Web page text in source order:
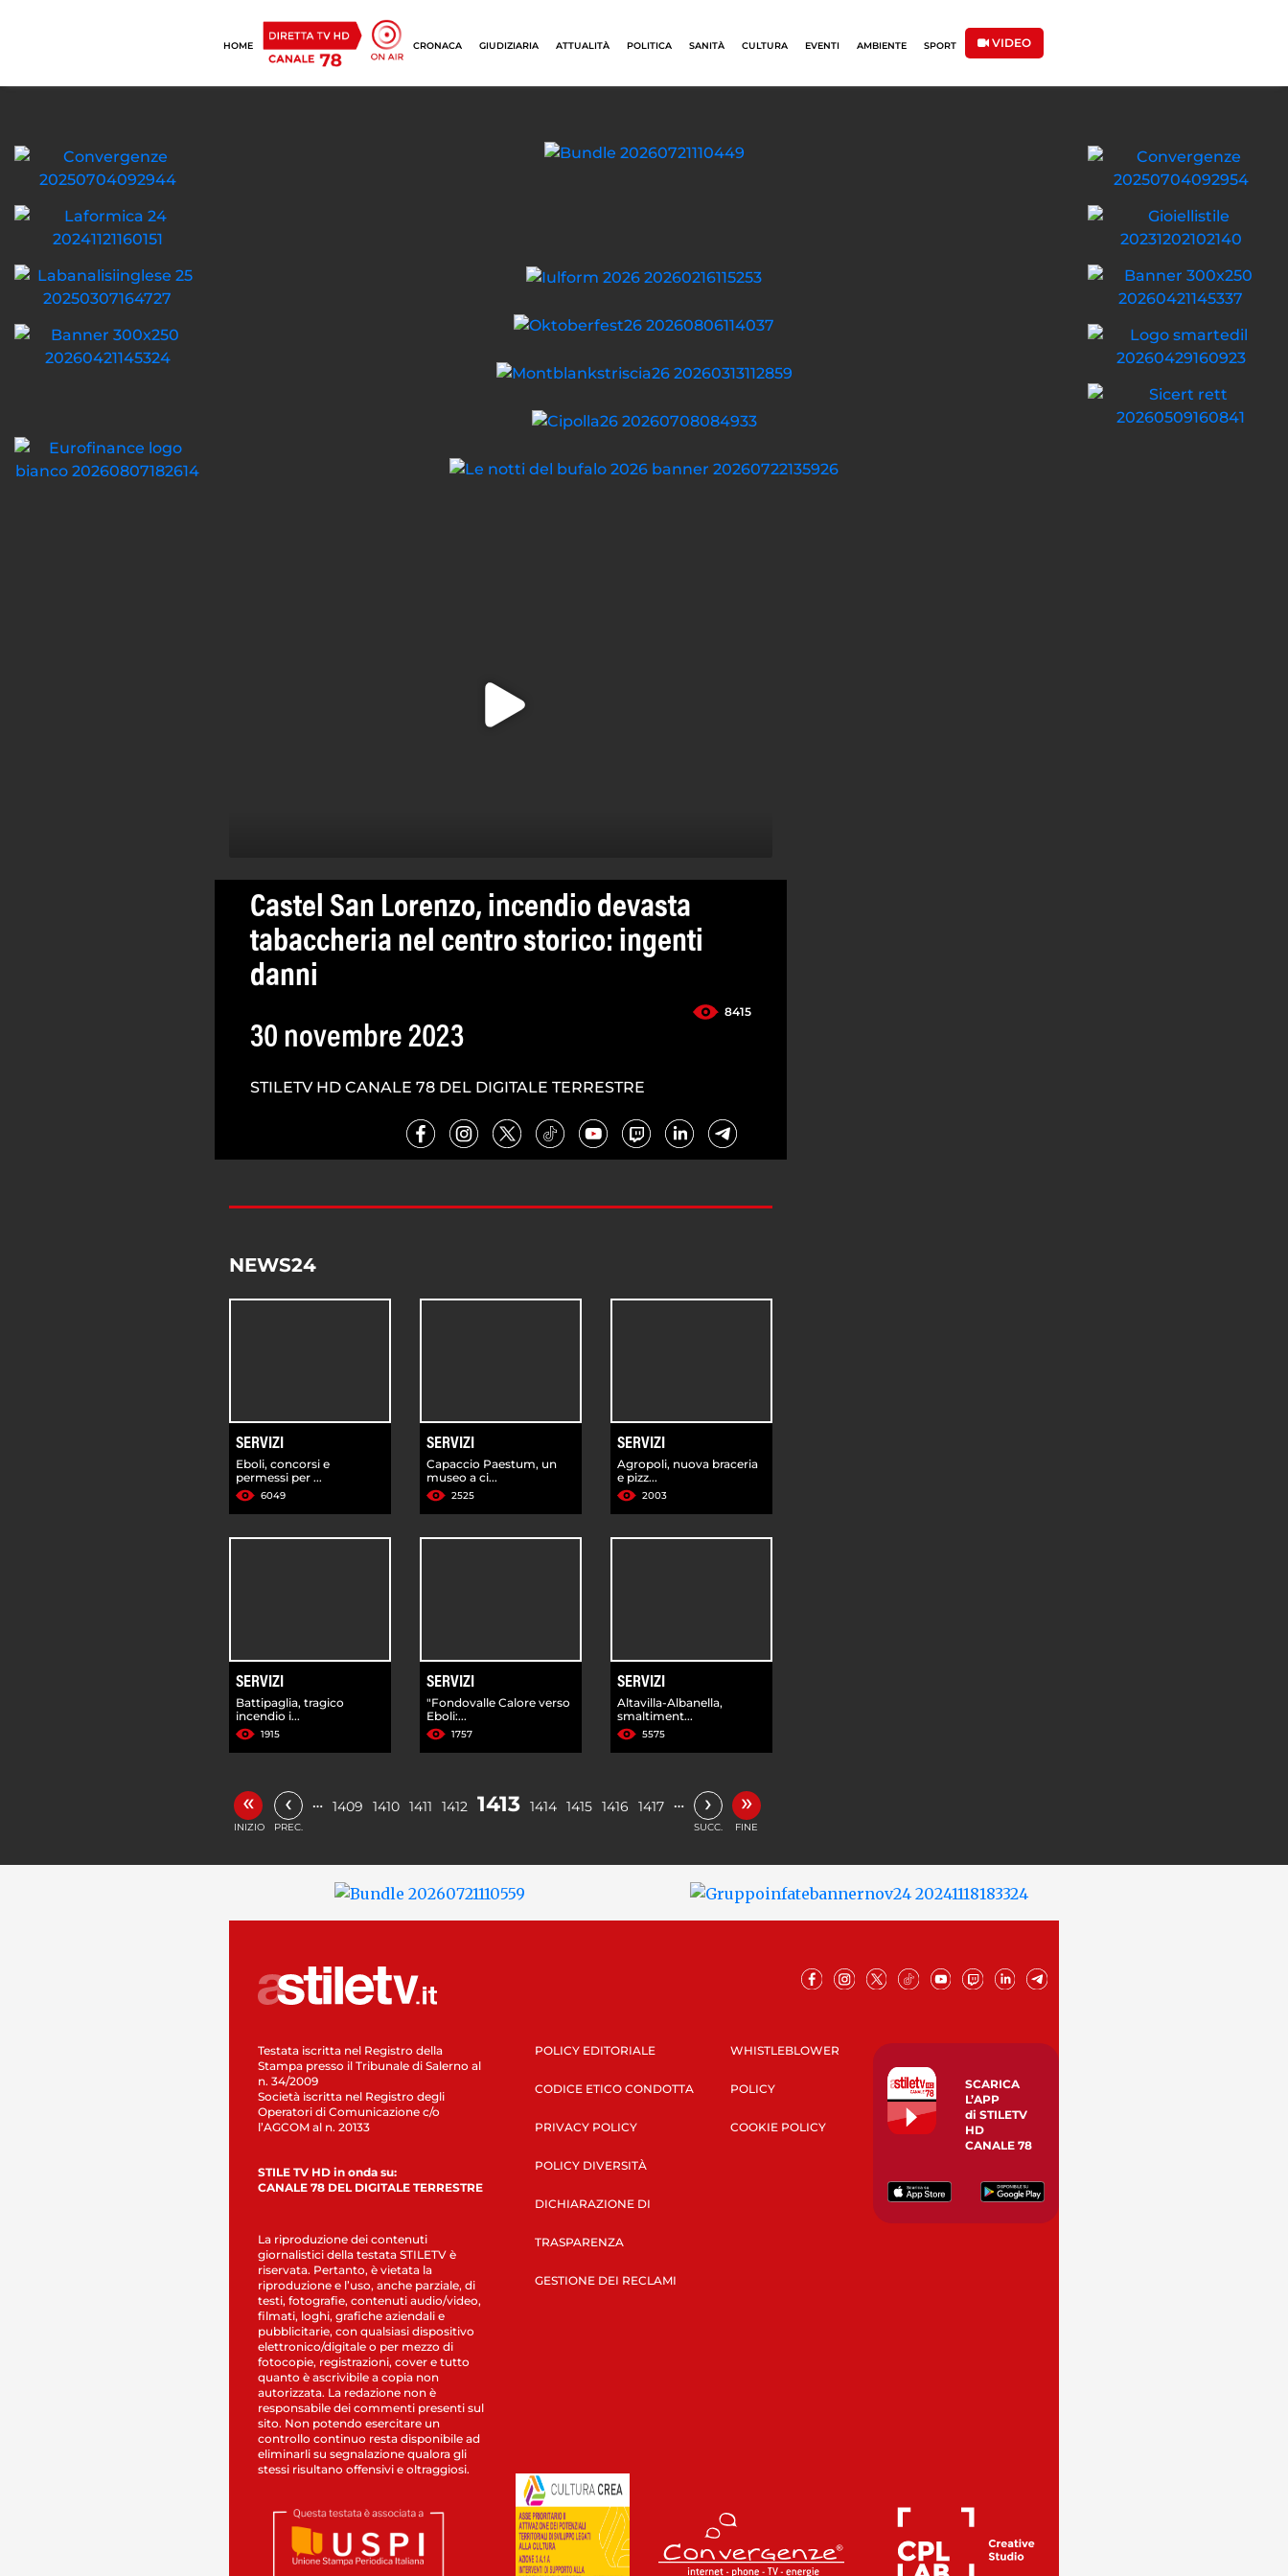
HOME CRONACA GIUDIZIARIA ATTUALITÀ POLITICA SANITÀ CULTURA EVENTI AMBIENTE SPORT VIDEO
Castel San Lorenzo, incendio devasta
tabaccheria nel centro storico: ingenti
danni
8415
30 novembre 2023
STILETV HD CANALE 78 DEL DIGITALE TERRESTRE
NEWS24
SERVIZI
Eboli, concorsi e
permessi per ...
6049
SERVIZI
Capaccio Paestum, un
museo a ci...
2525
SERVIZI
Agropoli, nuova braceria
e pizz...
2003
SERVIZI
Battipaglia, tragico
incendio i...
1915
SERVIZI
"Fondovalle Calore verso
Eboli:...
1757
SERVIZI
Altavilla-Albanella,
smaltiment...
5575
«
INIZIO
‹
PREC.
… 1409 1410 1411 1412 1413 1414 1415 1416 1417 … ›
SUCC.
»
FINE
Testata iscritta nel Registro della
Stampa presso il Tribunale di Salerno al
n. 34/2009
Società iscritta nel Registro degli
Operatori di Comunicazione c/o
l’AGCOM al n. 20133
STILE TV HD in onda su:
CANALE 78 DEL DIGITALE TERRESTRE
La riproduzione dei contenuti
giornalistici della testata STILETV è
riservata. Pertanto, è vietata la
riproduzione e l’uso, anche parziale, di
testi, fotografie, contenuti audio/video,
filmati, loghi, grafiche aziendali e
pubblicitarie, con qualsiasi dispositivo
elettronico/digitale o per mezzo di
fotocopie, registrazioni, cover e tutto
quanto è ascrivibile a copia non
autorizzata. La redazione non è
responsabile dei commenti presenti sul
sito. Non potendo esercitare un
controllo continuo resta disponibile ad
eliminarli su segnalazione qualora gli
stessi risultano offensivi e oltraggiosi.
POLICY EDITORIALE
CODICE ETICO CONDOTTA
PRIVACY POLICY
POLICY DIVERSITÀ
DICHIARAZIONE DI
TRASPARENZA
GESTIONE DEI RECLAMI
WHISTLEBLOWER
POLICY
COOKIE POLICY
SCARICA
L’APP
di STILETV
HD
CANALE 78